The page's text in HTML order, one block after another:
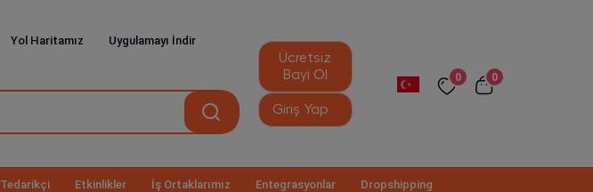
Yol Haritamız Uygulamayı İndir
Ücretsiz
Bayi Ol
Giriş Yap
0 0
Tedarikçi Etkinlikler İş Ortaklarımız Entegrasyonlar Dropshipping